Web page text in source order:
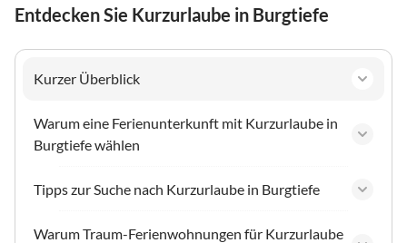
Entdecken Sie Kurzurlaube in Burgtiefe
Kurzer Überblick
Warum eine Ferienunterkunft mit Kurzurlaube in
Burgtiefe wählen
Tipps zur Suche nach Kurzurlaube in Burgtiefe
Warum Traum-Ferienwohnungen für Kurzurlaube